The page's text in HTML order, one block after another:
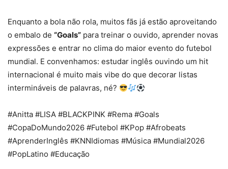
Enquanto a bola não rola, muitos fãs já estão aproveitando
o embalo de “Goals” para treinar o ouvido, aprender novas
expressões e entrar no clima do maior evento do futebol
mundial. E convenhamos: estudar inglês ouvindo um hit
internacional é muito mais vibe do que decorar listas
intermináveis de palavras, né?
#Anitta #LISA #BLACKPINK #Rema #Goals
#CopaDoMundo2026 #Futebol #KPop #Afrobeats
#AprenderInglês #KNNIdiomas #Música #Mundial2026
#PopLatino #Educação